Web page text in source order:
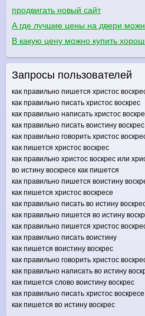
продвигать новый сайт
А где лучшие цены на двери
В какую цену можно купить
Запросы пользователей
как правильно пишется христос
как правильно писать христос воскрес
как правильно написать христос
как правильно писать воистину воскрес
как правильно говорить христос
как пишется христос воскрес
как правильно христос воскрес или
во истину воскресе как пишется
как правильно пишется воистину
как пишется христос воскресе
как правильно писать во истину
как правильно пишется во истину
как правильно пишется христос
как правильно писать воистину
как пишется воистину воскрес
как правильно говорить христос
как правильно написать во истину
как пишется слово воистину воскрес
как правильно писать христос воскресе
как пишется во истину воскрес